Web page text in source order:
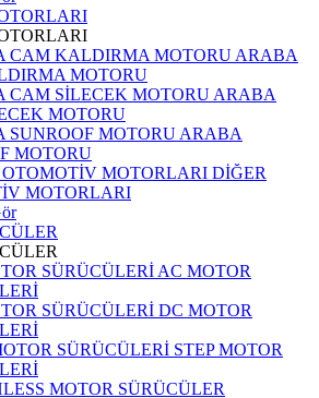
ARABA
MOTORU
ARABA
MOTORU
ARABA
MOTORU
DİĞER
MOTORLARI
AC MOTOR
DC MOTOR
STEP MOTOR